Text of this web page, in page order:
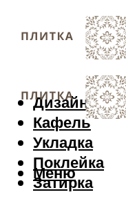
Дизайн
Кафель
Укладка
Поклейка
Затирка
Меню